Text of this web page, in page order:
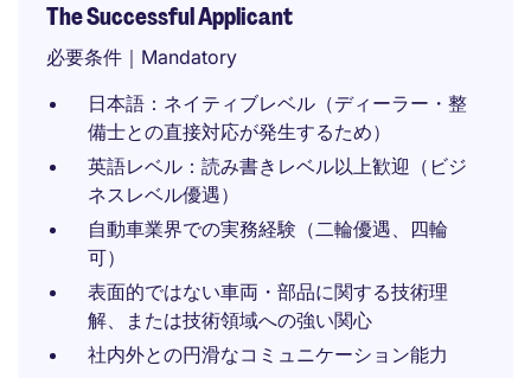
The Successful Applicant
必要条件｜Mandatory
日本語：ネイティブレベル（ディーラー・整
備士との直接対応が発生するため）
英語レベル：読み書きレベル以上歓迎（ビジ
ネスレベル優遇）
自動車業界での実務経験（二輪優遇、四輪
可）
表面的ではない車両・部品に関する技術理
解、または技術領域への強い関心
社内外との円滑なコミュニケーション能力